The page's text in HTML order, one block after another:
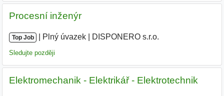
Procesní inženýr
Top Job Plný úvazek DISPONERO s.r.o.
Sledujte později
Elektromechanik - Elektrikář - Elektrotechnik